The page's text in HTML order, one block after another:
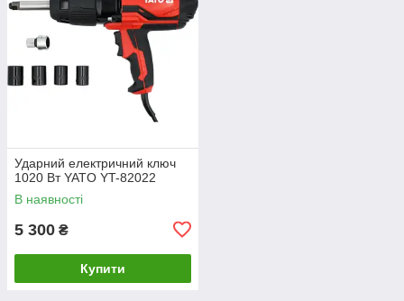
Ударний електричний ключ
1020 Вт YATO YT-82022
В наявності
5 300 ₴
Купити